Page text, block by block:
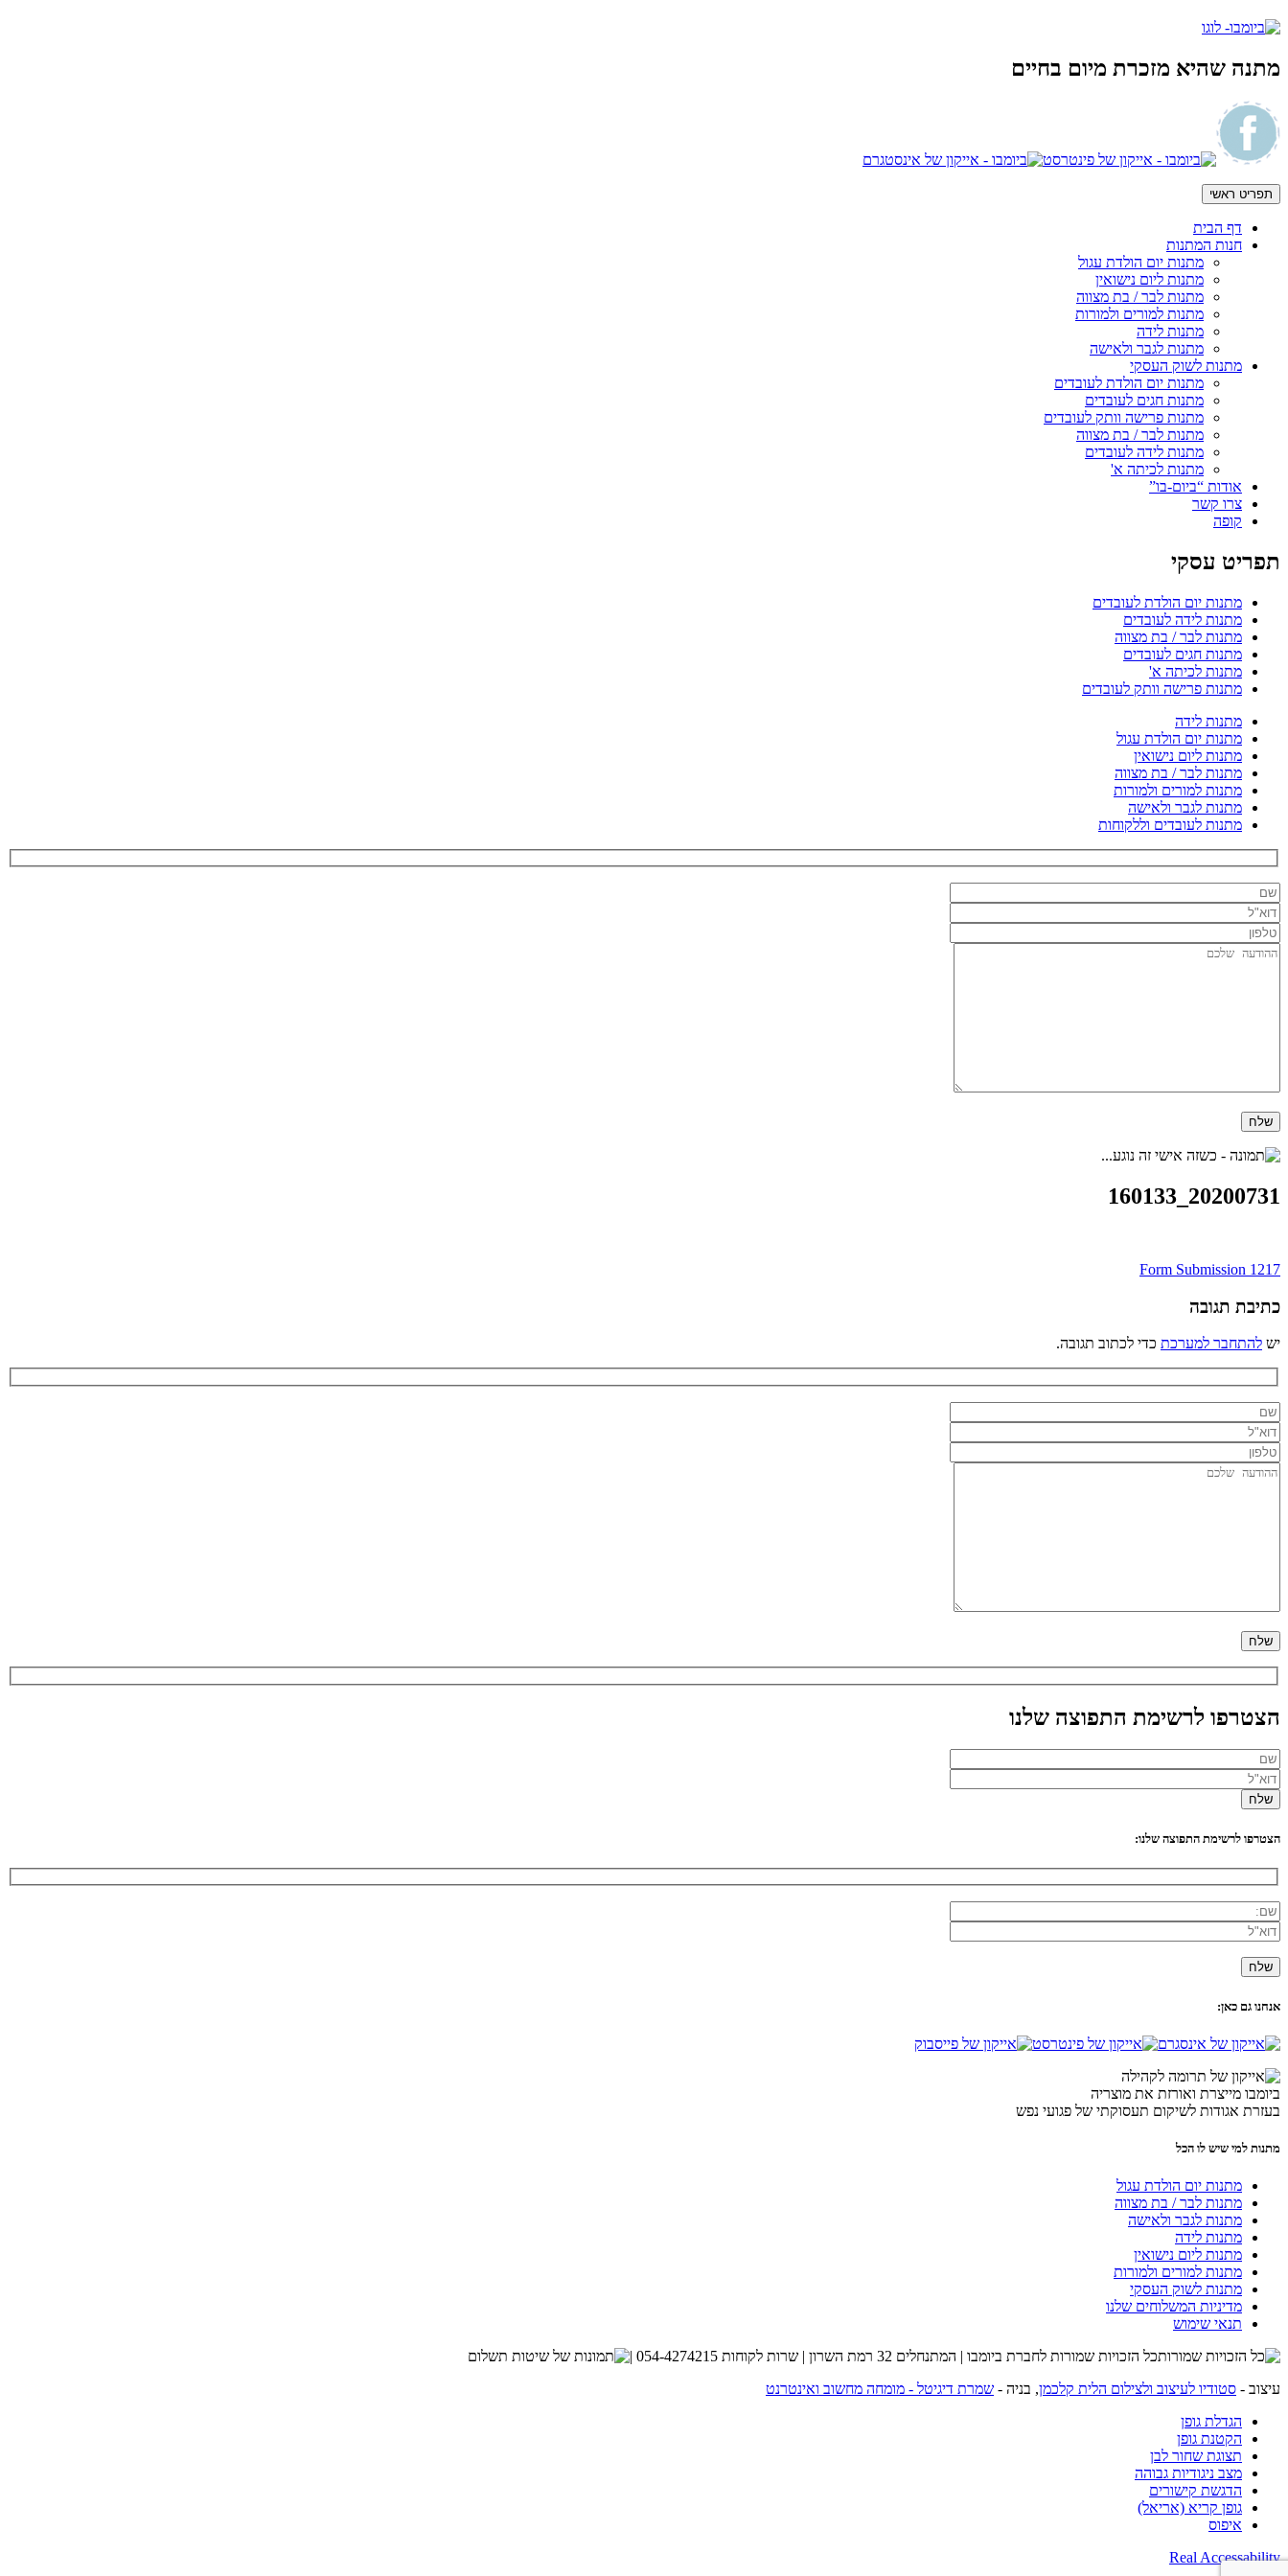
מתנה שהיא מזכרת מיום בחיים
תפריט ראשי
דף הבית
חנות המתנות
מתנות יום הולדת עגול
מתנות ליום נישואין
מתנות לבר / בת מצווה
מתנות למורים ולמורות
מתנות לידה
מתנות לגבר ולאישה
מתנות לשוק העסקי
מתנות יום הולדת לעובדים
מתנות חגים לעובדים
מתנות פרישה וותק לעובדים
מתנות לבר / בת מצווה
מתנות לידה לעובדים
מתנות לכיתה א'
אודות “ביום-בו”
צרו קשר
קופה
תפריט עסקי
מתנות יום הולדת לעובדים
מתנות לידה לעובדים
מתנות לבר / בת מצווה
מתנות חגים לעובדים
מתנות לכיתה א'
מתנות פרישה וותק לעובדים
מתנות לידה
מתנות יום הולדת עגול
מתנות ליום נישואין
מתנות לבר / בת מצווה
מתנות למורים ולמורות
מתנות לגבר ולאישה
מתנות לעובדים וללקוחות
20200731_160133
ניווט
Form Submission 1217
כתיבת תגובה
יש להתחבר למערכת כדי לכתוב תגובה.
הצטרפו לרשימת התפוצה שלנו
הצטרפו לרשימת התפוצה שלנו:
אנחנו גם כאן:
ביומבו מייצרת ואורזת את מוצריה
בעזרת אגודות לשיקום תעסוקתי של פגועי נפש
מתנות למי שיש לו הכל
מתנות יום הולדת עגול
מתנות לבר / בת מצווה
מתנות לגבר ולאישה
מתנות לידה
מתנות ליום נישואין
מתנות למורים ולמורות
מתנות לשוק העסקי
מדיניות המשלוחים שלנו
תנאי שימוש
כל הזכויות שמורות לחברת ביומבו | המתנחלים 32 רמת השרון | שרות לקוחות 054-4274215 |
עיצוב - סטודיו לעיצוב ולצילום הלית קלכמן, בניה - שמרת דיגיטל - מומחה מחשוב ואינטרנט
הגדלת גופן
הקטנת גופן
תצוגת שחור לבן
מצב ניגודיות גבוהה
הדגשת קישורים
גופן קריא (אריאל)
איפוס
Real Accessability